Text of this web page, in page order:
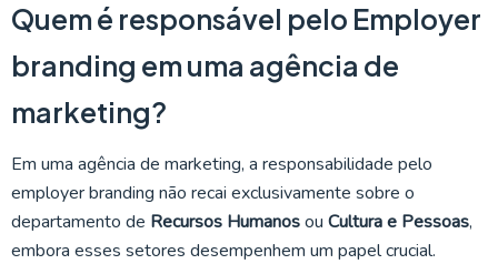
Quem é responsável pelo Employer
branding em uma agência de
marketing?
Em uma agência de marketing, a responsabilidade pelo
employer branding não recai exclusivamente sobre o
departamento de Recursos Humanosou Cultura e Pessoas,
embora esses setores desempenhem um papel crucial.